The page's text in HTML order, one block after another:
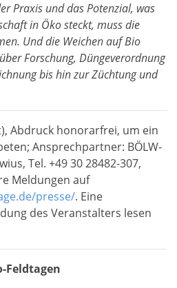
Praxis und das Potenzial, was
in Öko steckt, muss die
Und die Weichen auf Bio
Forschung, Düngeverordnung
bis hin zur Züchtung und
Abdruck honorarfrei, um ein
Ansprechpartner: BÖLW-
Tel. +49 30 28482-307,
Meldungen auf
presse/. Eine
des Veranstalters lesen
Feldtagen